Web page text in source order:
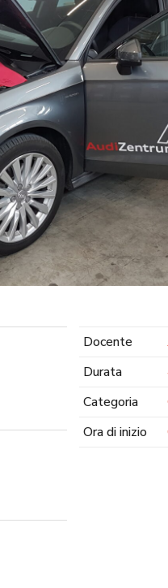
Docente
Durata
Categoria
Ora di inizio